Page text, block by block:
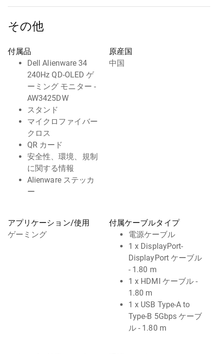
その他
付属品
Dell Alienware 34
240Hz QD-OLED ゲ
ーミング モニター -
AW3425DW
スタンド
マイクロファイバー
クロス
QR カード
安全性、環境、規制
に関する情報
Alienware ステッカ
ー
原産国
中国
アプリケーション/使用
ゲーミング
付属ケーブルタイプ
電源ケーブル
1 x DisplayPort-
DisplayPort ケーブル
- 1.80 m
1 x HDMI ケーブル -
1.80 m
1 x USB Type-A to
Type-B 5Gbps ケーブ
ル - 1.80 m